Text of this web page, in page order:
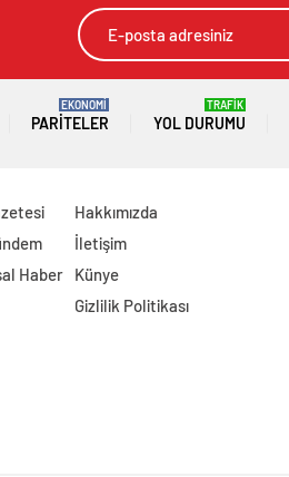
PARITELER
EKONOMİ
YOL DURUMU
TRAFİK
Haber
Hakkımızda
İletişim
Künye
Gizlilik Politikası